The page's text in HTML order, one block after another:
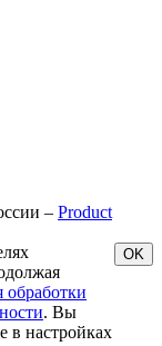
– Product
обработки
. Вы
в настройках
OK